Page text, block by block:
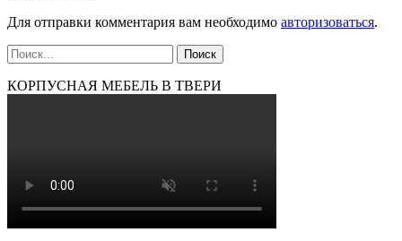
Для отправки комментария вам необходимо авторизоваться.
КОРПУСНАЯ МЕБЕЛЬ В ТВЕРИ